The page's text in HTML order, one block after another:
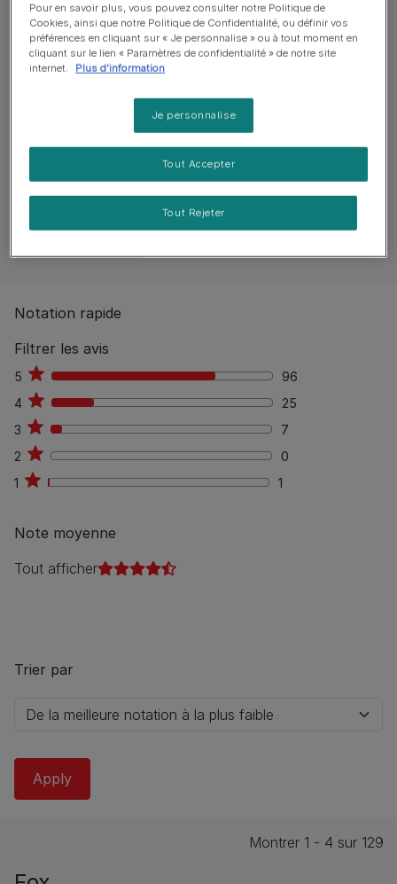
Guide d’alimentation
129 reviews
%Aucun avis publiés
Notation rapide
Filtrer les avis
5 96
96
4
25
25
3
7
7
2
0
0
1
1 1
Note moyenne
Tout afficher
Trier par
Montrer 1 - 4 sur 129
Pour en savoir plus, vous pouvez consulter notre Politique de
Cookies, ainsi que notre Politique de Confidentialité, ou définir vos
préférences en cliquant sur « Je personnalise » ou à tout moment en
cliquant sur le lien « Paramètres de confidentialité » de notre site
internet.
Plus d'information
Je personnalise
Tout Rejeter
Tout Accepter